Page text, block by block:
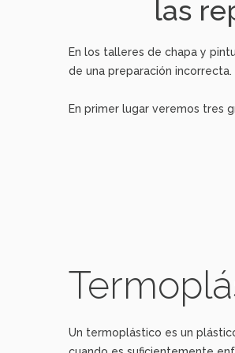
las
En los talleres de chapa y
de una preparación incorrecta.
En primer lugar veremos tres
Un termoplástico es un